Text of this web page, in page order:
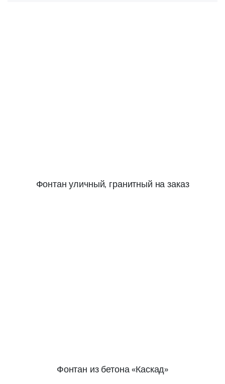
Фонтан уличный, гранитный на заказ
Фонтан из бетона «Каскад»